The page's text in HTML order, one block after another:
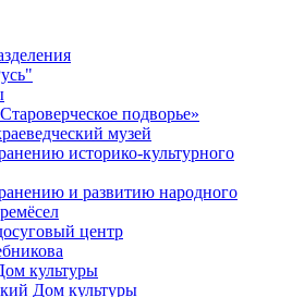
подворье»
музей
историко-культурного
и развитию народного
центр
культуры
Дом культуры